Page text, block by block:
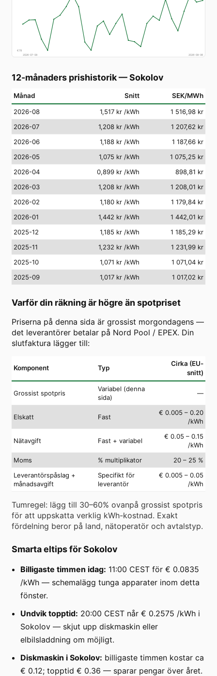
€78
2026-07-08
2026-08-06
12-månaders prishistorik—Sokolov
Månad Snitt SEK/MWh
2026-08 1,517 kr /kWh
1 516,98 kr
2026-07
1,208 kr /kWh
1 207,62 kr
2026-06
1,188 kr /kWh
1 187,66 kr
2026-05
1,075 kr /kWh
1 075,25 kr
2026-04
0,899 kr /kWh
898,81 kr
2026-03
1,208 kr /kWh
1 208,01 kr
2026-02
1,180 kr /kWh
1 179,84 kr
2026-01
1,442 kr /kWh
1 442,01 kr
2025-12
1,185 kr /kWh
1 185,29 kr
2025-11
1,232 kr /kWh
1 231,99 kr
2025-10
1,071 kr /kWh
1 071,04 kr
2025-09
1,017 kr /kWh 1 017,02 kr
Varför din räkning är högre än spotpriset
Priserna på denna sida är grossist morgondagens —
det leverantörer betalar på Nord Pool / EPEX. Din
slutfaktura lägger till:
Komponent Typ
Cirka (EU-
snitt)
Grossist spotpris
Variabel (denna
sida)
—
Elskatt Fast
€ 0.005 – 0.20
/kWh
Nätavgift Fast + variabel
€ 0.05 – 0.15
/kWh
Moms
% multiplikator
20 – 25 %
Leverantörspåslag +
månadsavgift
Specifikt för
leverantör
€ 0.005 – 0.05
/kWh
Tumregel: lägg till 30–60% ovanpå grossist spotpris
för att uppskatta verklig kWh-kostnad. Exakt
fördelning beror på land, nätoperatör och avtalstyp.
Smarta eltips för Sokolov
Billigaste timmen idag: 11:00 CEST för € 0.0835
/kWh — schemalägg tunga apparater inom detta
fönster.
Undvik topptid: 20:00 CEST når € 0.2575 /kWh i
Sokolov — skjut upp diskmaskin eller
elbilsladdning om möjligt.
Diskmaskin i Sokolov: billigaste timmen kostar ca
€ 0.12; topptid € 0.36 — sparar pengar över året.